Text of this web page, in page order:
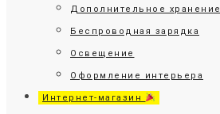
Дополнительное хранение
Беспроводная зарядка
Освещение
Оформление интерьера
Интернет-магазин